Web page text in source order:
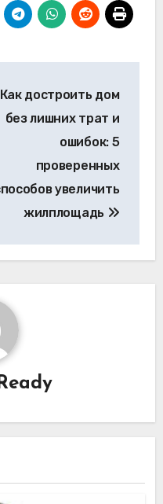
Как достроить дом
без лишних трат и
ошибок: 5
проверенных
увеличить
жилплощадь